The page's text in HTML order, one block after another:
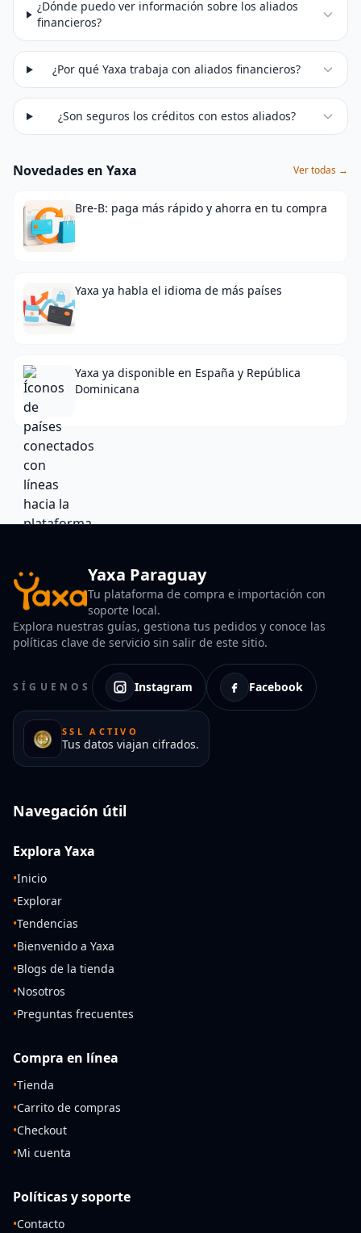
¿Dónde puedo ver información sobre los aliados
financieros?
¿Por qué Yaxa trabaja con aliados financieros?
¿Son seguros los créditos con estos aliados?
Novedades en Yaxa Ver todas →
Bre-B: paga más rápido y ahorra en tu compra
Yaxa ya habla el idioma de más países
Yaxa ya disponible en España y República
Dominicana
Yaxa Paraguay
Tu plataforma de compra e importación con
soporte local.
Explora nuestras guías, gestiona tus pedidos y conoce las
políticas clave de servicio sin salir de este sitio.
SÍGUENOS Instagram Facebook
SSL ACTIVO
Tus datos viajan cifrados.
Navegación útil
Explora Yaxa
•Inicio
•Explorar
•Tendencias
•Bienvenido a Yaxa
•Blogs de la tienda
•Nosotros
•Preguntas frecuentes
Compra en línea
•Tienda
•Carrito de compras
•Checkout
•Mi cuenta
Políticas y soporte
•Contacto